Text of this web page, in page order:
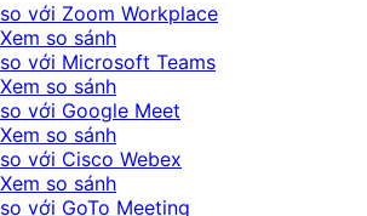
so với Zoom Workplace
Xem so sánh
so với Microsoft Teams
Xem so sánh
so với Google Meet
Xem so sánh
so với Cisco Webex
Xem so sánh
so với GoTo Meeting